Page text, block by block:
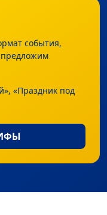
события,
предложим
«Праздник под